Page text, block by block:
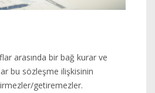
arasında bir bağ kurar ve
bu sözleşme ilişkisinin
getiremezler.